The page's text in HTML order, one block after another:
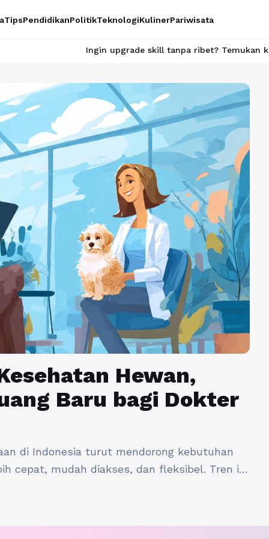
TipsPendidikanPolitikTeknologiKulinerPariwisata
Ingin upgrade skill tanpa ribet? Temukan kelas seru dan
Hewan,
Baru bagi Dokter
di Indonesia turut mendorong kebutuhan
cepat, mudah diakses, dan fleksibel. Tren ini
pentingnya kesehatan hewan